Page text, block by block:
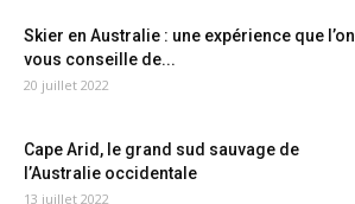
Skier en Australie : une expérience que l’on
vous conseille de...
20 juillet 2022
Cape Arid, le grand sud sauvage de
l’Australie occidentale
13 juillet 2022